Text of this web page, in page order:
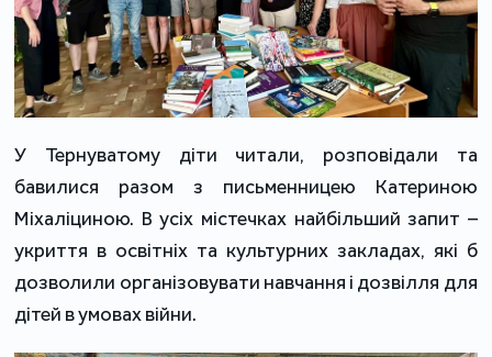
У Тернуватому діти читали, розповідали та
бавилися разом з письменницею Катериною
Міхаліциною. В усіх містечках найбільший запит –
укриття в освітніх та культурних закладах, які б
дозволили організовувати навчання і дозвілля для
дітей в умовах війни.